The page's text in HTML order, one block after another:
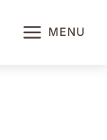
MENU